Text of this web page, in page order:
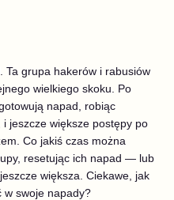
Ta grupa hakerów i rabusiów
wielkiego skoku. Po
napad, robiąc
jeszcze większe postępy po
Co jakiś czas można
resetując ich napad — lub
większa. Ciekawe, jak
w swoje napady?